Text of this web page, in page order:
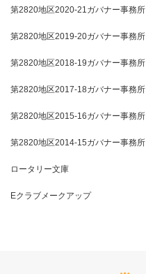
第2820地区2020-21ガバナー事務所
第2820地区2019-20ガバナー事務所
第2820地区2018-19ガバナー事務所
第2820地区2017-18ガバナー事務所
第2820地区2015-16ガバナー事務所
第2820地区2014-15ガバナー事務所
ロータリー文庫
Eクラブメークアップ